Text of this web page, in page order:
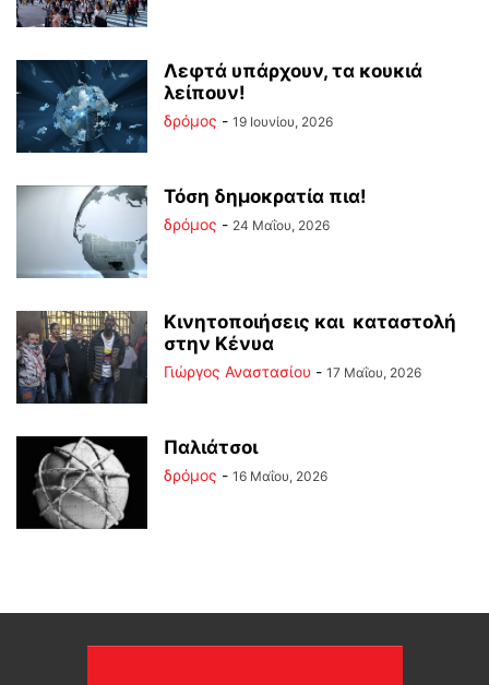
Λεφτά υπάρχουν, τα κουκιά
λείπουν!
δρόμος - 19 Ιουνίου, 2026
Τόση δημοκρατία πια!
δρόμος - 24 Μαΐου, 2026
Κινητοποιήσεις και καταστολή
στην Κένυα
Γιώργος Αναστασίου - 17 Μαΐου, 2026
Παλιάτσοι
δρόμος - 16 Μαΐου, 2026